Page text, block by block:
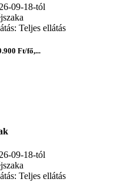
09-18-tól
Teljes ellátás
Ft/fő,...
09-18-tól
Teljes ellátás